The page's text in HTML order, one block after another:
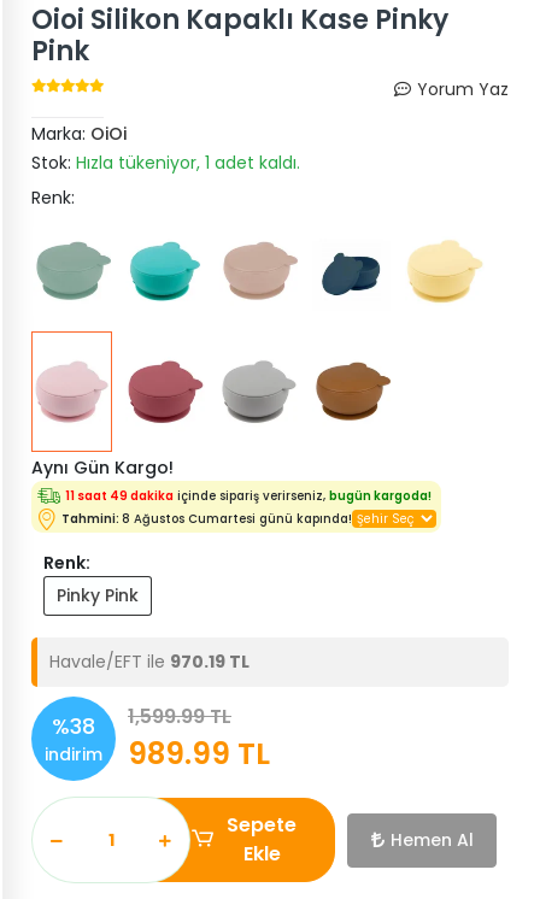
Oioi Silikon Kapaklı Kase Pinky
Pink
Yorum Yaz
Marka: OiOi
Stok: Hızla tükeniyor, 1 adet kaldı.
Renk:
Aynı Gün Kargo!
11 saat 49 dakikaiçinde sipariş verirseniz, bugün kargoda!
Tahmini:8 Ağustos Cumartesi günü kapında!
Renk:
Pinky Pink
Havale/EFT ile 970.19 TL
%38
indirim
1,599.99 TL
989.99 TL
Sepete
Ekle
Hemen Al